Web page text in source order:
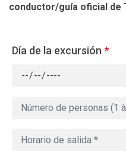
conductor/guía oficial de
Día de la excursión *